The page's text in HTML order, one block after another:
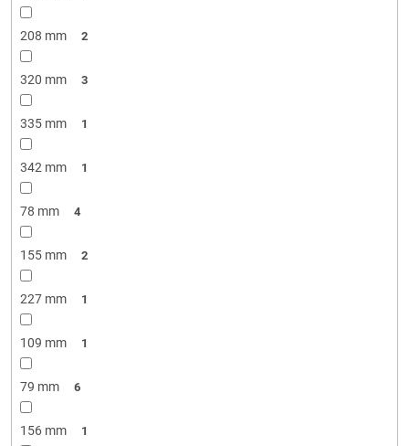
208 mm 2
320 mm 3
335 mm 1
342 mm 1
78 mm 4
155 mm 2
227 mm 1
109 mm 1
79 mm 6
156 mm 1